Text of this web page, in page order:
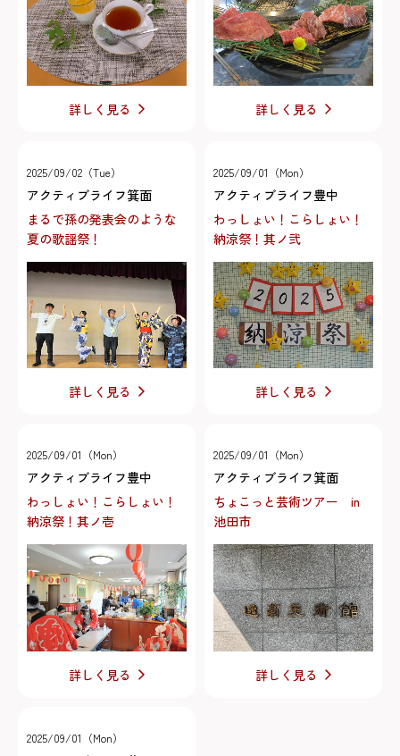
詳しく見る 詳しく見る
2025/09/02（Tue）
アクティブライフ箕面
まるで孫の発表会のような
夏の歌謡祭！
詳しく見る
2025/09/01（Mon）
アクティブライフ豊中
わっしょい！こらしょい！
納涼祭！其ノ弐
詳しく見る
2025/09/01（Mon）
アクティブライフ豊中
わっしょい！こらしょい！
納涼祭！其ノ壱
詳しく見る
2025/09/01（Mon）
アクティブライフ箕面
ちょこっと芸術ツアー in
池田市
詳しく見る
2025/09/01（Mon）